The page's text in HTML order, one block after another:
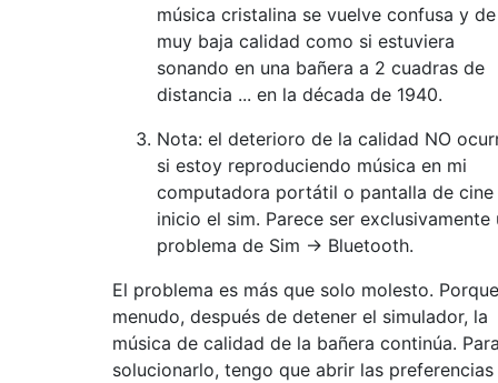
música cristalina se vuelve confusa y de
muy baja calidad como si estuviera
sonando en una bañera a 2 cuadras de
distancia ... en la década de 1940.
Nota: el deterioro de la calidad NO
si estoy reproduciendo música en mi
computadora portátil o pantalla de cine
inicio el sim. Parece ser exclusivamente
problema de Sim -> Bluetooth.
El problema es más que solo molesto.
menudo, después de detener el simulador, la
música de calidad de la bañera continúa.
solucionarlo, tengo que abrir las preferencias